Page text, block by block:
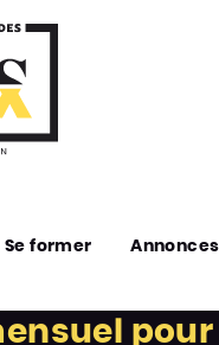
Se former Annonces